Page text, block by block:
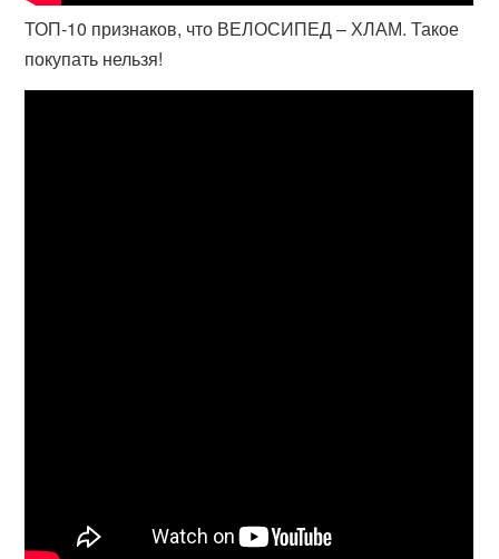
ТОП-10 признаков, что ВЕЛОСИПЕД – ХЛАМ. Такое
покупать нельзя!